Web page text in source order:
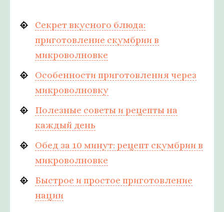
Секрет вкусного блюда:
приготовление скумбрии в
микроволновке
Особенности приготовления через
микроволновку
Полезные советы и рецепты на
каждый день
Обед за 10 минут: рецепт скумбрии в
микроволновке
Быстрое и простое приготовление
нации